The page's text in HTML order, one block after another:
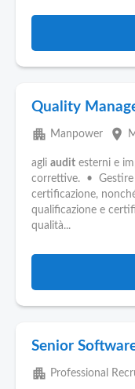
Quality
apartment Manpower place
agli audit esterni e
correttive. • Gestire
certificazione,
qualificazione e
qualità...
Senior
apartment Professional